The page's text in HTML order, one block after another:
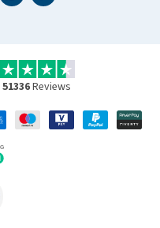
51336Reviews